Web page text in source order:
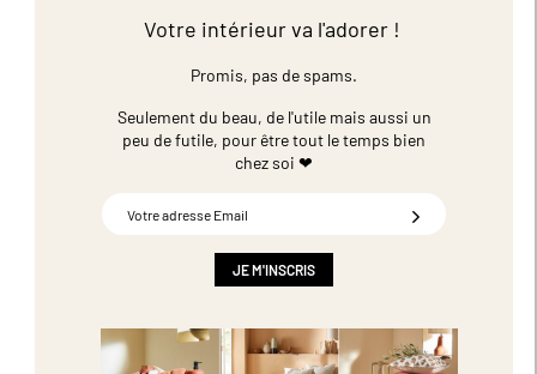
Votre intérieur va l'adorer !
Promis, pas de spams.
Seulement du beau, de l'utile mais aussi un
peu de futile, pour être tout le temps bien
chez soi ❤
JE M'INSCRIS